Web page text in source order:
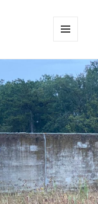
WIDGETS